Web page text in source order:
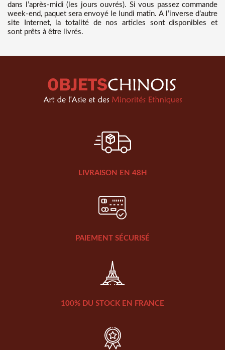
dans l’après-midi (les jours ouvrés). Si vous passez commande
week-end, paquet sera envoyé le lundi matin. A l’inverse d’autre
site Internet, la totalité de nos articles sont disponibles et
sont prêts à être livrés.
LIVRAISON EN 48H
PAIEMENT SÉCURISÉ
100% DU STOCK EN FRANCE